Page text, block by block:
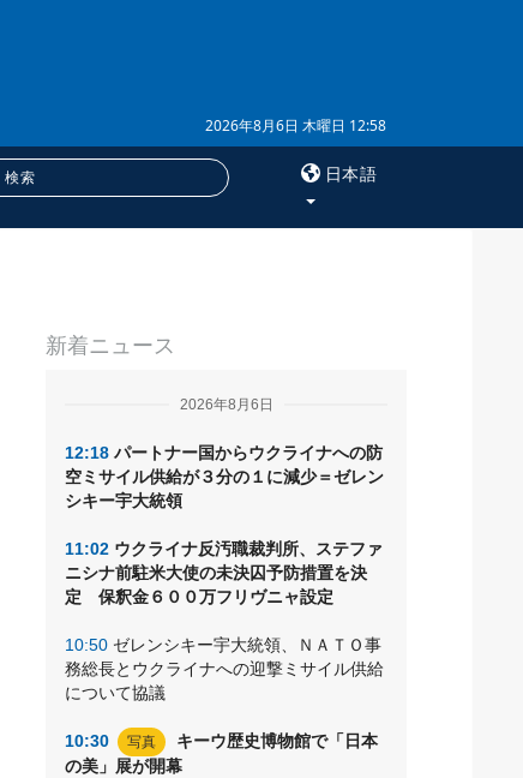
2026年8月6日 木曜日 12:58
日本語
購読
新着ニュース
2026年8月6日
12:18 パートナー国からウクライナへの防
空ミサイル供給が３分の１に減少＝ゼレン
シキー宇大統領
11:02 ウクライナ反汚職裁判所、ステファ
ニシナ前駐米大使の未決囚予防措置を決
定 保釈金６００万フリヴニャ設定
10:50 ゼレンシキー宇大統領、ＮＡＴＯ事
務総長とウクライナへの迎撃ミサイル供給
について協議
10:30 写真
キーウ歴史博物館で「日本
の美」展が開幕